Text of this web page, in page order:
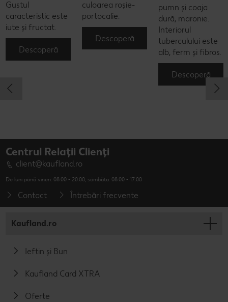
Gustul
caracteristic este
iute și fructat.
Descoperă
culoarea roșie-
portocalie.
Descoperă
pumn și coaja
dură, maronie.
Interiorul
tuberculului este
alb, ferm și fibros.
Descoperă
Centrul Relații Clienți
client@kaufland.ro
De luni până vineri: 08:00 - 20:00; sâmbăta: 08:00 - 17:00
Contact Întrebări frecvente
Kaufland.ro
Ieftin și Bun
Kaufland Card XTRA
Oferte